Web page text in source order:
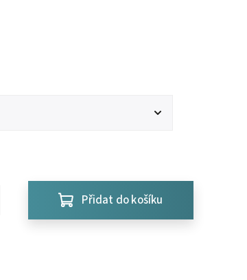
Přidat do košíku